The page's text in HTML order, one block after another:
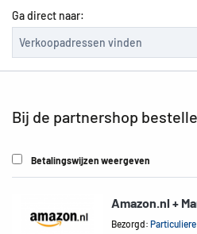
Ga direct naar:
Bij de partnershop
Betalingswijzen weergeven
Amazon.nl +
Bezorgd: